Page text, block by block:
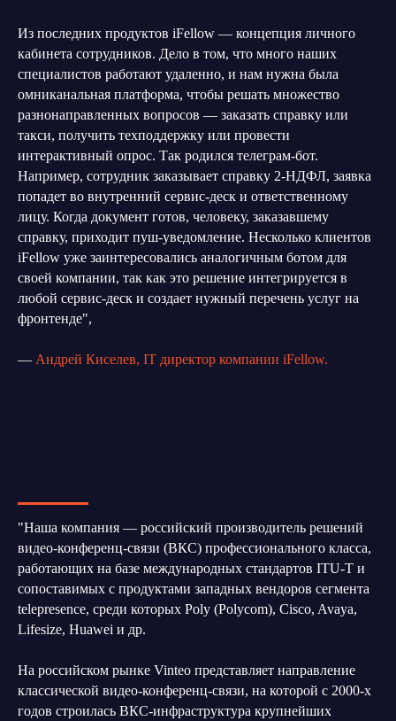
Из последних продуктов iFellow — концепция личного
кабинета сотрудников. Дело в том, что много наших
специалистов работают удаленно, и нам нужна была
омниканальная платформа, чтобы решать множество
разнонаправленных вопросов — заказать справку или
такси, получить техподдержку или провести
интерактивный опрос. Так родился телеграм-бот.
Например, сотрудник заказывает справку 2-НДФЛ, заявка
попадет во внутренний сервис-деск и ответственному
лицу. Когда документ готов, человеку, заказавшему
справку, приходит пуш-уведомление. Несколько клиентов
iFellow уже заинтересовались аналогичным ботом для
своей компании, так как это решение интегрируется в
любой сервис-деск и создает нужный перечень услуг на
фронтенде",
— Андрей Киселев, IT директор компании iFellow.
"Наша компания — российский производитель решений
видео-конференц-связи (ВКС) профессионального класса,
работающих на базе международных стандартов ITU-T и
сопоставимых с продуктами западных вендоров сегмента
telepresence, среди которых Poly (Polycom), Cisco, Avaya,
Lifesize, Huawei и др.
На российском рынке Vinteo представляет направление
классической видео-конференц-связи, на которой с 2000-х
годов строилась ВКС-инфраструктура крупнейших